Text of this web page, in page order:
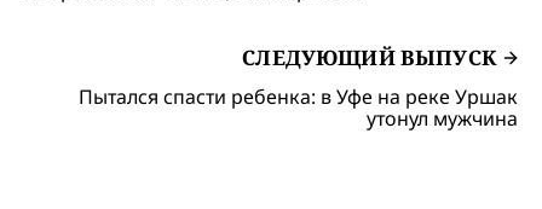
СЛЕДУЮЩИЙ ВЫПУСК
Пытался спасти ребенка: в Уфе на реке Уршак
утонул мужчина